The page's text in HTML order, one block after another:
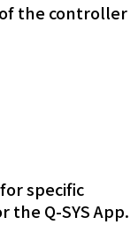
the controller
specific
the Q-SYS App.